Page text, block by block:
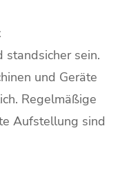
sein.
und Geräte
Regelmäßige
Aufstellung sind